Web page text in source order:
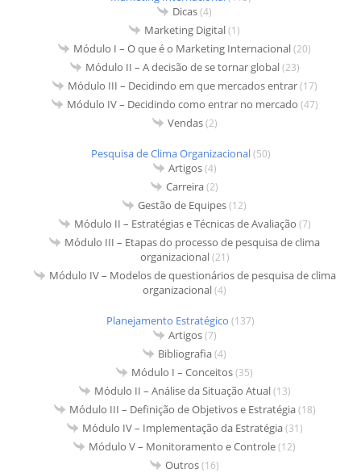
Dicas(4)
Marketing Digital(1)
Módulo I – O que é o Marketing Internacional(20)
Módulo II – A decisão de se tornar global(23)
Módulo III – Decidindo em que mercados entrar(17)
Módulo IV – Decidindo como entrar no mercado (47)
Vendas(2)
Pesquisa de Clima Organizacional(50)
Artigos(4)
Carreira(2)
Gestão de Equipes(12)
Módulo II – Estratégias e Técnicas de Avaliação (7)
Módulo III – Etapas do processo de pesquisa de clima
organizacional(21)
Módulo IV – Modelos de questionários de pesquisa de clima
organizacional(4)
Planejamento Estratégico (137)
Artigos(7)
Bibliografia(4)
Módulo I – Conceitos(35)
Módulo II – Análise da Situação Atual(13)
Módulo III – Definição de Objetivos e Estratégia(18)
Módulo IV – Implementação da Estratégia(31)
Módulo V – Monitoramento e Controle(12)
Outros(16)